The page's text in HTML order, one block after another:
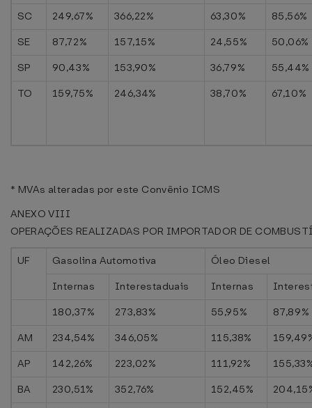
SC
249,67% 366,22% 63,30%
85,56%
SE
87,72% 157,15% 24,55%
50,06%
SP
90,43% 153,90% 36,79%
55,44%
TO
159,75% 246,34% 38,70% 67,10%
* MVAs alteradas por este Convênio ICMS
ANEXO VIII
OPERAÇÕES REALIZADAS POR IMPORTADOR DE
UF Gasolina Automotiva
Óleo Diesel
Internas
Interestaduais Internas
180,37%
273,83% 55,95%
87,89%
AM
234,54% 346,05% 115,38%
AP
142,26% 223,02% 111,92%
BA
230,51% 352,76% 152,45%